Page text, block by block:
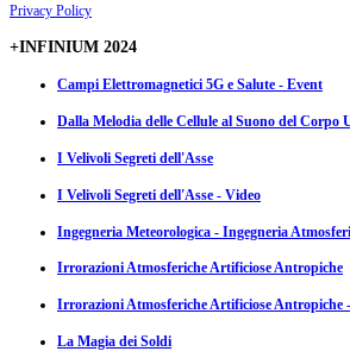
Privacy Policy
+INFINIUM 2024
Campi Elettromagnetici 5G e Salute - Event
Dalla Melodia delle Cellule al Suono del Corpo
I Velivoli Segreti dell'Asse
I Velivoli Segreti dell'Asse - Video
Ingegneria Meteorologica - Ingegneria
Irrorazioni Atmosferiche Artificiose Antropiche
Irrorazioni Atmosferiche Artificiose Antropiche
La Magia dei Soldi